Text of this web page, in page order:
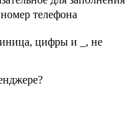
телефона
цифры и _, не